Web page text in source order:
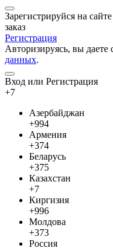
Зарегистрируйся на
заказ
Регистрация
данных.
Вход или Регистрация
+7
Азербайджан
+994
Армения
+374
Беларусь
+375
Казахстан
+7
Киргизия
+996
Молдова
+373
Россия